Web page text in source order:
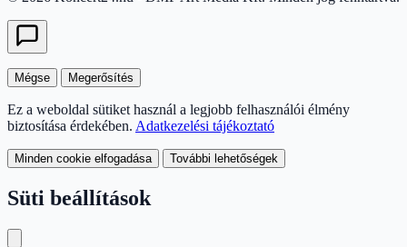
Mégse Megerősítés
Ez a weboldal sütiket használ a legjobb felhasználói élmény
biztosítása érdekében. Adatkezelési tájékoztató
Minden cookie elfogadása További lehetőségek
Süti beállítások